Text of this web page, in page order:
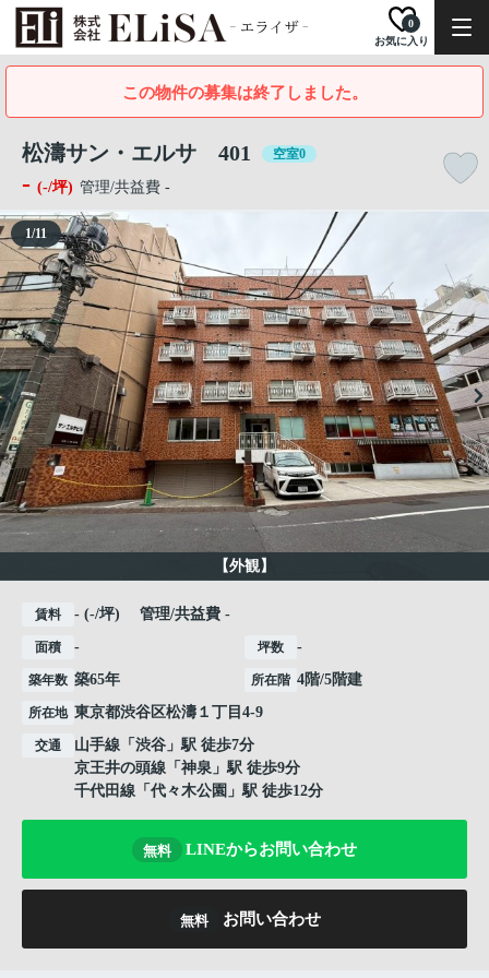
お気に入り
0
この物件の募集は終了しました。
松濤サン・エルサ 401 空室0
- (-/坪) 管理/共益費 -
【外観】
1/11
賃料 - (-/坪) 管理/共益費 -
面積 - 坪数 -
築年数 築65年 所在階 4階/5階建
所在地 東京都渋谷区松濤 １丁目4-9
交通 山手線 「 渋谷 」駅 徒歩7分
京王井の頭線 「 神泉 」駅 徒歩9分
千代田線 「 代々木公園 」駅 徒歩12分
無料 LINEからお問い合わせ
無料 お問い合わせ